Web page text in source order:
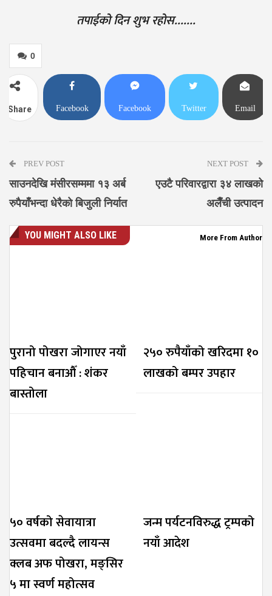
तपाईको दिन शुभ रहोस…….
0
Share Facebook Facebook Twitter Email
PREV POST
साउनदेखि मंसीरसम्ममा १३ अर्ब
रुपैयाँभन्दा धेरैको बिजुली निर्यात
NEXT POST
एउटै परिवारद्वारा ३४ लाखको
अलैँची उत्पादन
YOU MIGHT ALSO LIKE More From Author
पुरानो पोखरा जोगाएर नयाँ
पहिचान बनाऔँ : शंकर
बास्तोला
२५० रुपैयाँको खरिदमा १०
लाखको बम्पर उपहार
५० वर्षको सेवायात्रा
उत्सवमा बदल्दै लायन्स
क्लब अफ पोखरा, मङ्सिर
५ मा स्वर्ण महोत्सव
जन्म पर्यटनविरुद्ध ट्रम्पको
नयाँ आदेश